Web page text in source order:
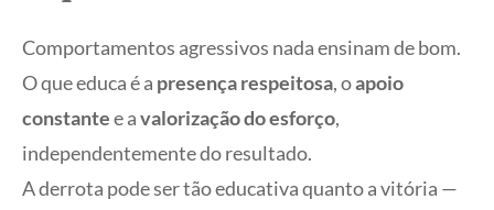
Comportamentos agressivos nada ensinam de bom.
O que educa é a presença respeitosa, oapoio
constantee avalorização do esforço,
independentemente do resultado.
A derrota pode ser tão educativa quanto a vitória —